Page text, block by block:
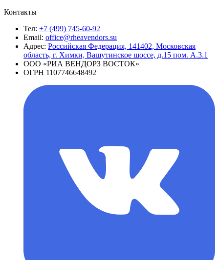
Контакты
Тел: +7 (499) 745-60-92
Email: office@rheavendors.su
Адрес: Российская Федерация, 141402, Московская
область, г. Химки, Вашутинское шоссе, д.15 пом. А.3.1
ООО «РИА ВЕНДОРЗ ВОСТОК»
ОГРН 1107746648492